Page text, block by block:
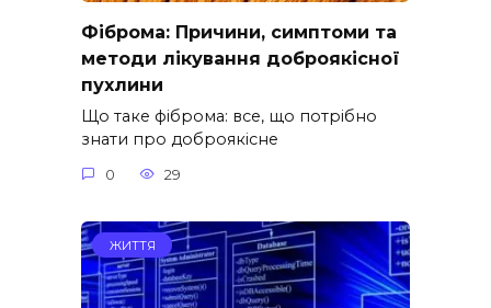
Фіброма: Причини, симптоми та
методи лікування доброякісної
пухлини
Що таке фіброма: все, що потрібно
знати про доброякісне
0 29
ЖИТТЯ